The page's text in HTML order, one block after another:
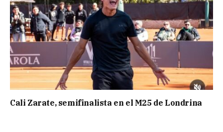
Cali Zarate, semifinalista en el M25 de Londrina